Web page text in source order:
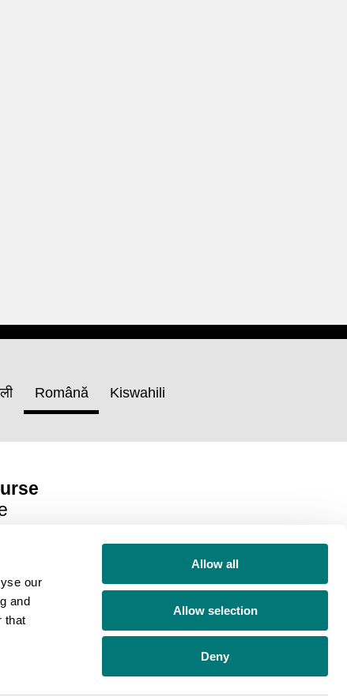
our
and
that
Allow all
Allow selection
Deny
Română Kiswahili
identificare al organizației caritabile:1076497